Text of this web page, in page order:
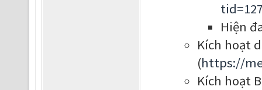
Hiện
Kích hoạt
(https://
Kích hoạt